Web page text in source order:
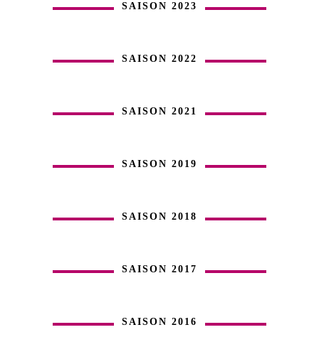
SAISON 2023
SAISON 2022
SAISON 2021
SAISON 2019
SAISON 2018
SAISON 2017
SAISON 2016